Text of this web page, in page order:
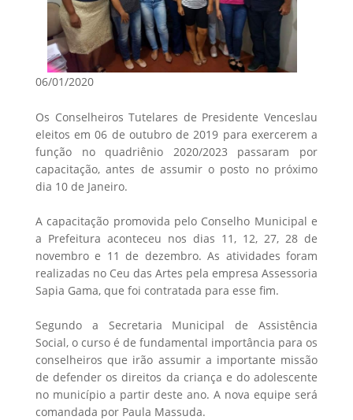
06/01/2020
Os Conselheiros Tutelares de Presidente Venceslau
eleitos em 06 de outubro de 2019 para exercerem a
função no quadriênio 2020/2023 passaram por
capacitação, antes de assumir o posto no próximo
dia 10 de Janeiro.
A capacitação promovida pelo Conselho Municipal e
a Prefeitura aconteceu nos dias 11, 12, 27, 28 de
novembro e 11 de dezembro. As atividades foram
realizadas no Ceu das Artes pela empresa Assessoria
Sapia Gama, que foi contratada para esse fim.
Segundo a Secretaria Municipal de Assistência
Social, o curso é de fundamental importância para os
conselheiros que irão assumir a importante missão
de defender os direitos da criança e do adolescente
no município a partir deste ano. A nova equipe será
comandada por Paula Massuda.